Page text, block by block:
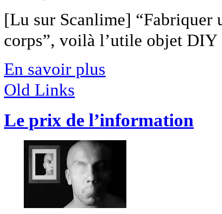
[Lu sur Scanlime] “Fabriquer
corps”, voilà l’utile objet
En savoir plus
Old Links
Le prix de l’information